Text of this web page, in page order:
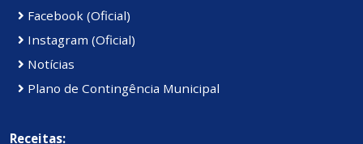
Facebook (Oficial)
Instagram (Oficial)
Notícias
Plano de Contingência Municipal
Receitas: